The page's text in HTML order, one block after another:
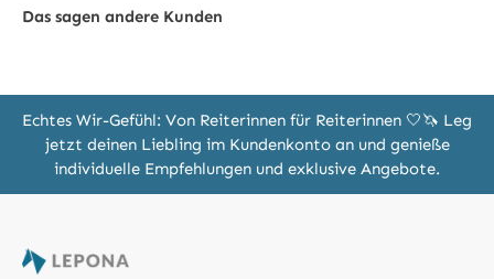
Das sagen andere Kunden
Echtes Wir-Gefühl: Von Reiterinnen für Reiterinnen 🤍🦄 Leg
jetzt deinen Liebling im Kundenkonto an und genieße
individuelle Empfehlungen und exklusive Angebote.